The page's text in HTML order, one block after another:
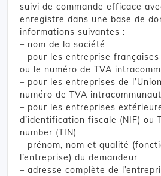
suivi de commande efficace
enregistre dans une base de
informations suivantes :
– nom de la société
– pour les entreprise françaises
ou le numéro de TVA
– pour les entreprises de
numéro de TVA
– pour les entreprises
d’identification fiscale (NIF) ou
number (TIN)
– prénom, nom et qualité
l’entreprise) du demandeur
– adresse complète de